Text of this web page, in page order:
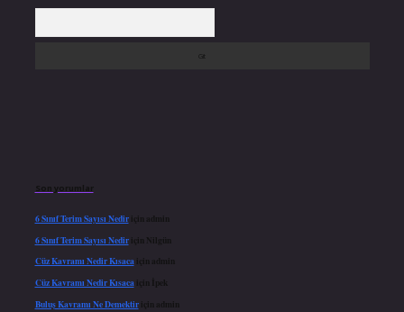
Son yorumlar
6 Sınıf Terim Sayısı Nediriçin admin
6 Sınıf Terim Sayısı Nediriçin Nilgün
Cüz Kavramı Nedir Kısacaiçin admin
Cüz Kavramı Nedir Kısacaiçin
İpek
Buluş Kavramı Ne Demektiriçin admin